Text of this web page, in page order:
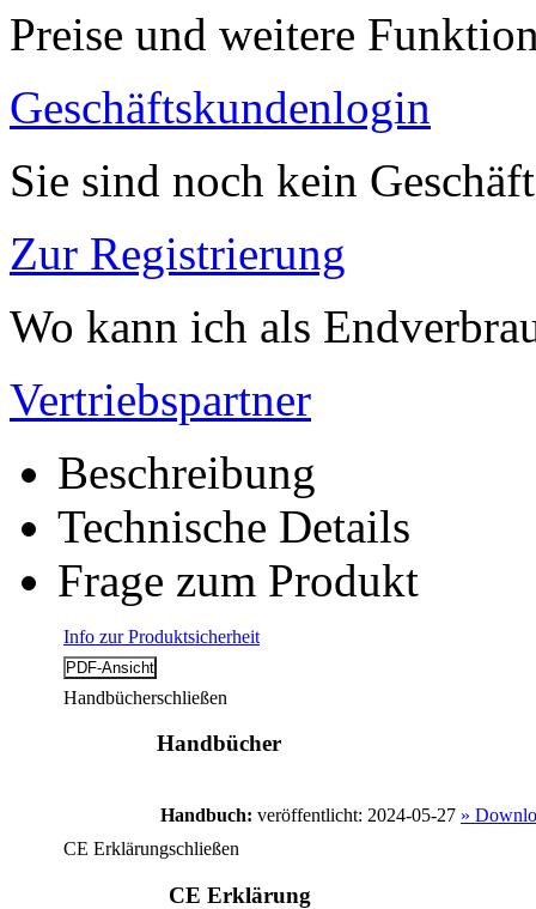
Preise und weitere
Geschäftskundenlogin
Sie sind noch kein
Zur Registrierung
Wo kann ich als
Vertriebspartner
Beschreibung
Technische Details
Frage zum Produkt
Info zur Produktsicherheit
Handbücherschließen
Handbücher
Handbuch: veröffentlicht: 2024-05-27 »
CE Erklärungschließen
CE Erklärung